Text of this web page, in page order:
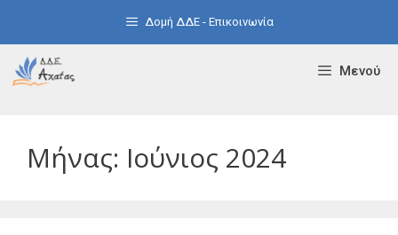
Δομή ΔΔΕ - Επικοινωνία
Μενού
Μήνας: Ιούνιος 2024